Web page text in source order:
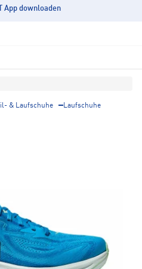
App downloaden
& Laufschuhe Laufschuhe